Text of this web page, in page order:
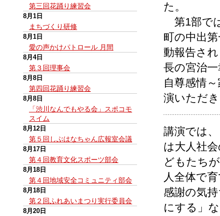
第三回花踊り練習会
8月1日
まちづくり研修
8月1日
愛の声かけパトロール 月間
8月4日
第３回理事会
8月8日
第四回花踊り練習会
8月8日
「渋川なんでもやる会」スポコモ
スイム
8月12日
第５回しぶはなちゃん広報室会議
8月17日
第４回教育文化スポーツ部会
8月18日
第４回地域安全コミュニティ部会
8月18日
第２回ふれあいまつり実行委員会
8月20日
た。
第1部で
町の中出
動報告さ
長の宮治
自尊感情
演いただ
講演では
は大人社
どもたち
人全体で
感謝の気
にする」